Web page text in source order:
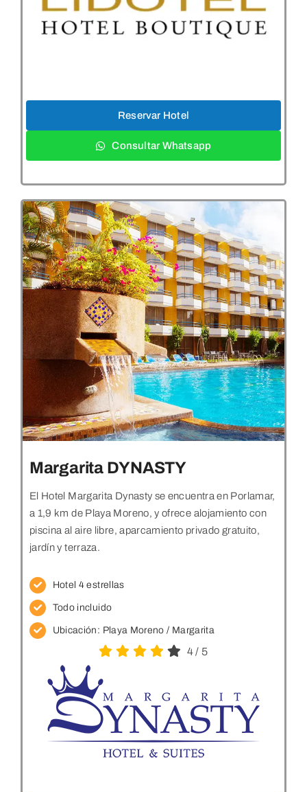
Reservar Hotel
Consultar Whatsapp
Margarita DYNASTY
El Hotel Margarita Dynasty se encuentra en Porlamar,
a 1,9 km de Playa Moreno, y ofrece alojamiento con
piscina al aire libre, aparcamiento privado gratuito,
jardín y terraza.
Hotel 4 estrellas
Todo incluido
Ubicación: Playa Moreno / Margarita
4/ 5